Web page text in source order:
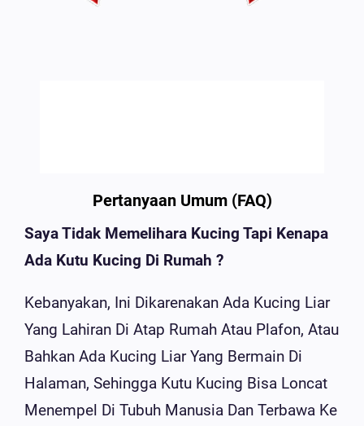
Pertanyaan Umum (FAQ)
Saya Tidak Memelihara Kucing Tapi Kenapa
Ada Kutu Kucing Di Rumah ?
Kebanyakan, Ini Dikarenakan Ada Kucing Liar
Yang Lahiran Di Atap Rumah Atau Plafon, Atau
Bahkan Ada Kucing Liar Yang Bermain Di
Halaman, Sehingga Kutu Kucing Bisa Loncat
Menempel Di Tubuh Manusia Dan Terbawa Ke